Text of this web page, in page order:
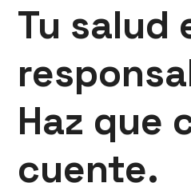
Tu salud
Haz que
cuente.